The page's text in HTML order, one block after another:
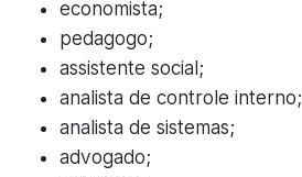
economista;
pedagogo;
assistente social;
analista de controle interno;
analista de sistemas;
advogado;